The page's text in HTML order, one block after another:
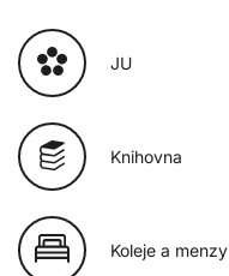
JU
Knihovna
Koleje a menzy